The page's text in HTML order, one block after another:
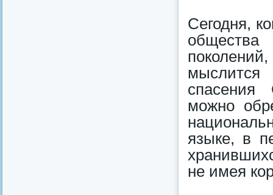
Сегодня,
мыслится
спасения
можно
языке, в
не имея